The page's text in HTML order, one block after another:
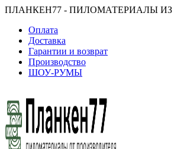
ПЛАНКЕН77 - ПИЛОМАТЕРИАЛЫ ИЗ
Оплата
Доставка
Гарантии и возврат
Производство
ШОУ-РУМЫ